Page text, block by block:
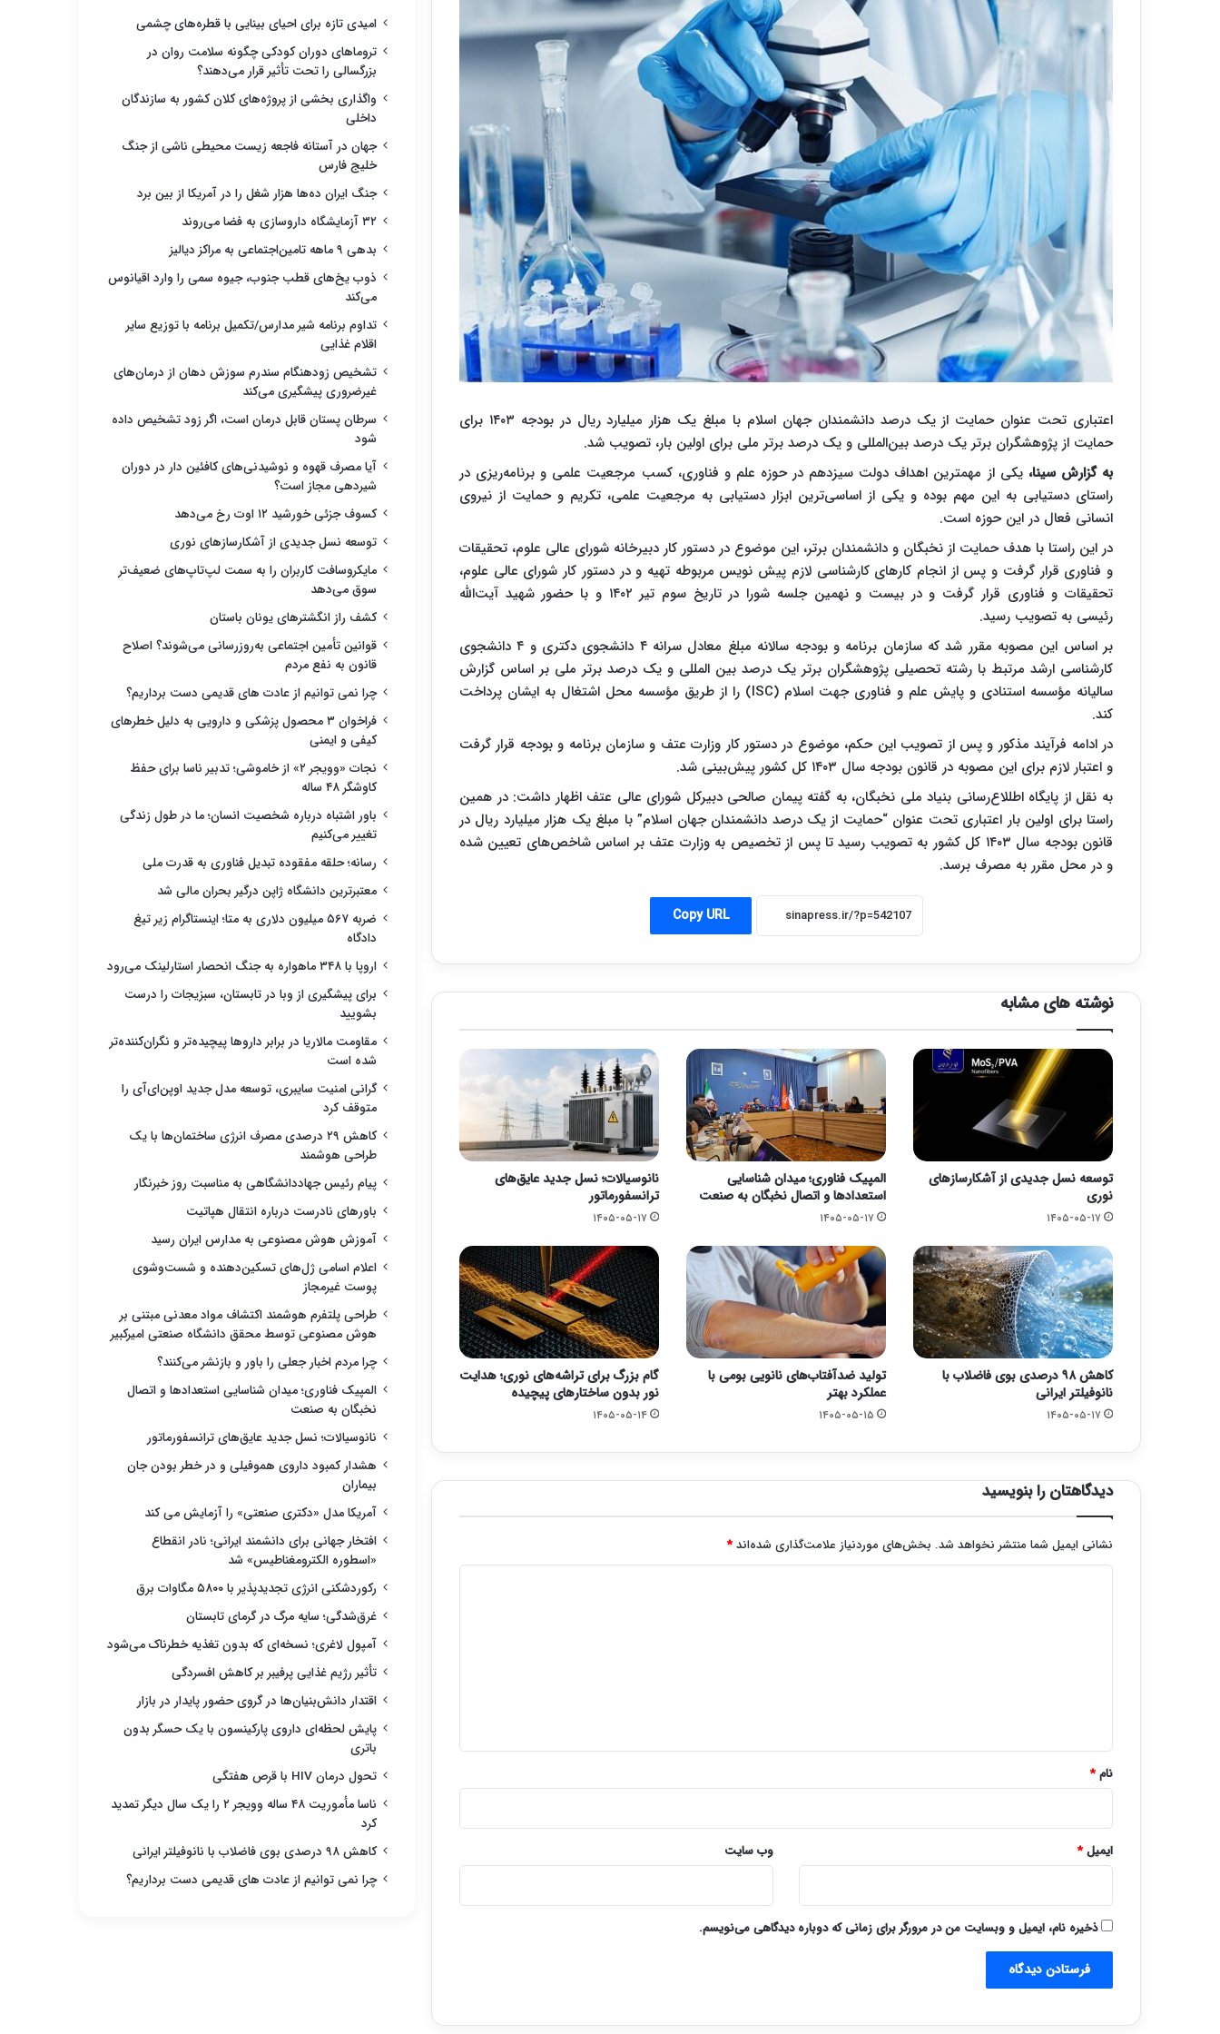
اعتباری تحت عنوان حمایت از یک درصد دانشمندان جهان اسلام با مبلغ یک هزار میلیارد ریال در بودجه ۱۴۰۳ برای
حمایت از پژوهشگران برتر یک درصد بین‌المللی و یک درصد برتر ملی برای اولین بار، تصویب شد.
به گزارش سینا،یکی از مهمترین اهداف دولت سیزدهم در حوزه علم و فناوری، کسب مرجعیت علمی و برنامه‌ریزی در
راستای دستیابی به این مهم بوده و یکی از اساسی‌ترین ابزار دستیابی به مرجعیت علمی، تکریم و حمایت از نیروی
انسانی فعال در این حوزه است.
در این راستا با هدف حمایت از نخبگان و دانشمندان برتر، این موضوع در دستور کار دبیرخانه شورای عالی علوم، تحقیقات
و فناوری قرار گرفت و پس از انجام کارهای کارشناسی لازم پیش نویس مربوطه تهیه و در دستور کار شورای عالی علوم،
تحقیقات و فناوری قرار گرفت و در بیست و نهمین جلسه شورا در تاریخ سوم تیر ۱۴۰۲ و با حضور شهید آیت‌الله
رئیسی به تصویب رسید.
بر اساس این مصوبه مقرر شد که سازمان برنامه و بودجه سالانه مبلغ معادل سرانه ۴ دانشجوی دکتری و ۴ دانشجوی
کارشناسی ارشد مرتبط با رشته تحصیلی پژوهشگران برتر یک درصد بین المللی و یک درصد برتر ملی بر اساس گزارش
سالیانه مؤسسه استنادی و پایش علم و فناوری جهت اسلام (ISC) را از طریق مؤسسه محل اشتغال به ایشان پرداخت
کند.
در ادامه فرآیند مذکور و پس از تصویب این حکم، موضوع در دستور کار وزارت عتف و سازمان برنامه و بودجه قرار گرفت
و اعتبار لازم برای این مصوبه در قانون بودجه سال ۱۴۰۳ کل کشور پیش‌بینی شد.
به نقل از پایگاه اطللاع‌رسانی بنیاد ملی نخبگان، به گفته پیمان صالحی دبیرکل شورای عالی عتف اظهار داشت: در همین
راستا برای اولین بار اعتباری تحت عنوان “حمایت از یک درصد دانشمندان جهان اسلام” با مبلغ یک هزار میلیارد ریال در
قانون بودجه سال ۱۴۰۳ کل کشور به تصویب رسید تا پس از تخصیص به وزارت عتف بر اساس شاخص‌های تعیین شده
و در محل مقرر به مصرف برسد.
Copy URL
نوشته های مشابه
توسعه نسل جدیدی از آشکارسازهای
نوری
۱۴۰۵-۰۵-۱۷
المپیک فناوری؛ میدان شناسایی
استعدادها و اتصال نخبگان به صنعت
۱۴۰۵-۰۵-۱۷
نانوسیالات؛ نسل جدید عایق‌های
ترانسفورماتور
۱۴۰۵-۰۵-۱۷
کاهش ۹۸ درصدی بوی فاضلاب با
نانوفیلتر ایرانی
۱۴۰۵-۰۵-۱۷
تولید ضدآفتاب‌های نانویی بومی با
عملکرد بهتر
۱۴۰۵-۰۵-۱۵
گام بزرگ برای تراشه‌های نوری؛ هدایت
نور بدون ساختارهای پیچیده
۱۴۰۵-۰۵-۱۴
دیدگاهتان را بنویسید
نشانی ایمیل شما منتشر نخواهد شد. بخش‌های موردنیاز علامت‌گذاری شده‌اند*
نام*
ایمیل* وب‌ سایت
ذخیره نام، ایمیل و وبسایت من در مرورگر برای زمانی که دوباره دیدگاهی می‌نویسم.
امیدی تازه برای احیای بینایی با قطره‌های چشمی
تروماهای دوران کودکی چگونه سلامت روان در
بزرگسالی را تحت تأثیر قرار می‌دهند؟
واگذاری بخشی از پروژه‌های کلان کشور به سازندگان
داخلی
جهان در آستانه فاجعه زیست محیطی ناشی از جنگ
خلیج فارس
جنگ ایران ده‌ها هزار شغل را در آمریکا از بین برد
۳۲ آزمایشگاه داروسازی به فضا می‌روند
بدهی ۹ ماهه تامین‌اجتماعی به مراکز دیالیز
ذوب یخ‌های قطب جنوب، جیوه سمی را وارد اقیانوس
می‌کند
تداوم برنامه شیر مدارس/تکمیل برنامه با توزیع سایر
اقلام غذایی
تشخیص زودهنگام سندرم سوزش دهان از درمان‌های
غیرضروری پیشگیری می‌کند
سرطان پستان قابل درمان است، اگر زود تشخیص داده
شود
آیا مصرف قهوه و نوشیدنی‌های کافئین دار در دوران
شیردهی مجاز است؟
کسوف جزئی خورشید ۱۲ اوت رخ می‌دهد
توسعه نسل جدیدی از آشکارسازهای نوری
مایکروسافت کاربران را به سمت لپ‌تاپ‌های ضعیف‌تر
سوق می‌دهد
کشف راز انگشترهای یونان باستان
قوانین تأمین اجتماعی به‌روزرسانی می‌شوند؟ اصلاح
قانون به نفع مردم
چرا نمی توانیم از عادت های قدیمی دست برداریم؟
فراخوان ۳ محصول پزشکی و دارویی به دلیل خطرهای
کیفی و ایمنی
نجات «وویجر ۲» از خاموشی؛ تدبیر ناسا برای حفظ
کاوشگر ۴۸ ساله
باور اشتباه درباره شخصیت انسان؛ ما در طول زندگی
تغییر می‌کنیم
رسانه؛ حلقه مفقوده تبدیل فناوری به قدرت ملی
معتبرترین دانشگاه ژاپن درگیر بحران مالی شد
ضربه ۵۶۷ میلیون دلاری به متا؛ اینستاگرام زیر تیغ
دادگاه
اروپا با ۳۴۸ ماهواره به جنگ انحصار استارلینک می‌رود
برای پیشگیری از وبا در تابستان، سبزیجات را درست
بشویید
مقاومت مالاریا در برابر داروها پیچیده‌تر و نگران‌کننده‌تر
شده است
گرانی امنیت سایبری، توسعه مدل جدید اوپن‌ای‌آی را
متوقف کرد
کاهش ۲۹ درصدی مصرف انرژی ساختمان‌ها با یک
طراحی هوشمند
پیام رئیس جهاددانشگاهی به مناسبت روز خبرنگار
باورهای نادرست درباره انتقال هپاتیت
آموزش هوش مصنوعی به مدارس ایران رسید
اعلام اسامی ژل‌های تسکین‌دهنده و شست‌وشوی
پوست غیرمجاز
طراحی پلتفرم هوشمند اکتشاف مواد معدنی مبتنی بر
هوش مصنوعی توسط محقق دانشگاه صنعتی امیرکبیر
چرا مردم اخبار جعلی را باور و بازنشر می‌کنند؟
المپیک فناوری؛ میدان شناسایی استعدادها و اتصال
نخبگان به صنعت
نانوسیالات؛ نسل جدید عایق‌های ترانسفورماتور
هشدار کمبود داروی هموفیلی و در خطر بودن جان
بیماران
آمریکا مدل «دکتری صنعتی» را آزمایش می کند
افتخار جهانی برای دانشمند ایرانی؛ نادر انقطاع
«اسطوره الکترومغناطیس» شد
رکوردشکنی انرژی تجدیدپذیر با ۵۸۰۰ مگاوات برق
غرق‌شدگی؛ سایه مرگ در گرمای تابستان
آمپول لاغری؛ نسخه‌ای که بدون تغذیه خطرناک می‌شود
تأثیر رژیم غذایی پرفیبر بر کاهش افسردگی
اقتدار دانش‌بنیان‌ها در گروی حضور پایدار در بازار
پایش لحظه‌ای داروی پارکینسون با یک حسگر بدون
باتری
تحول درمان HIV با قرص هفتگی
ناسا مأموریت ۴۸ ساله وویجر ۲ را یک سال دیگر تمدید
کرد
کاهش ۹۸ درصدی بوی فاضلاب با نانوفیلتر ایرانی
چرا نمی توانیم از عادت های قدیمی دست برداریم؟